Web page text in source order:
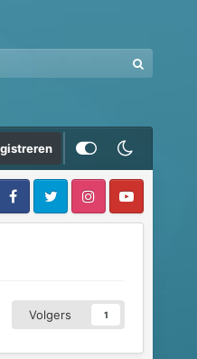
Volgers 1